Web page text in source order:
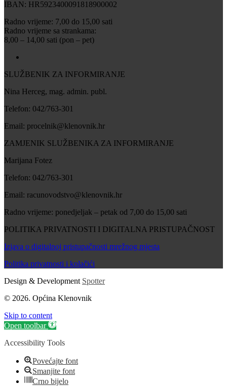
IBAN: HR5923400091818900002
Radno vrijeme: 7,00 do 15,00 sati
Radno vrijeme sa strankama:
8,00 – 14,00 sati (pon – pet)
SLUŽBENIK ZA INFORMIRANJE
Nina Herceg, mag. admin. publ.
Telefon: 042/763-301
Email: procelnik@klenovnik.hr
ZAMJENIK SLUŽBENIKA ZA INFORMIRANJE
Marijana Fotez
Telefon: 042/763-301
Email: racunovodstvo@klenovnik.hr
Radno vrijeme: ponedjeljak – petak od 7,00 do 15,00 sati
POLITIKA PRIVATNOSTI I DIGITALNA PRISTUPAČNOST
Izjava o digitalnoj pristupačnosti mrežnog mjesta
Politika privatnosti i kolačići
Design & Development Spotter
© 2026. Općina Klenovnik
Skip to content
Open toolbar
Accessibility Tools
Povećajte font
Smanjite font
Crno bijelo